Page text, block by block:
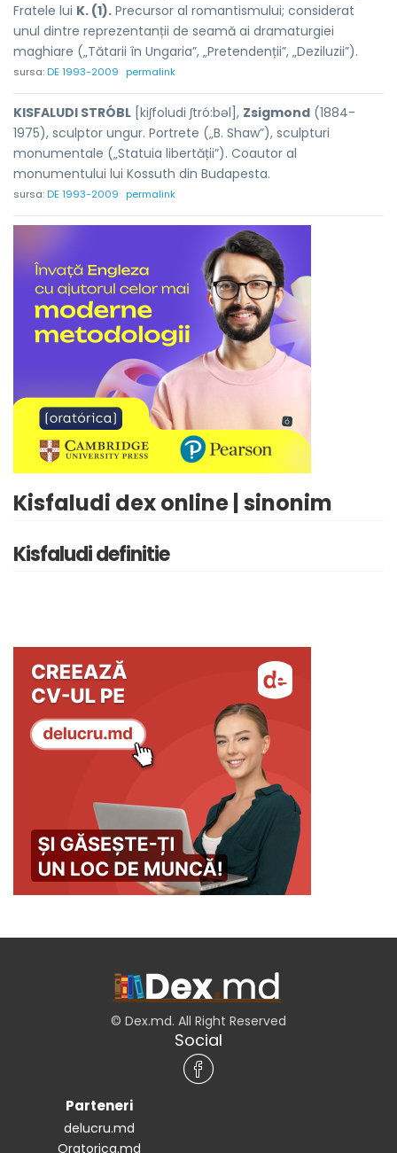
Fratele lui K. (1). Precursor al romantismului; considerat
unul dintre reprezentanții de seamă ai dramaturgiei
maghiare („Tătarii în Ungaria”, „Pretendenții”, „Deziluzii”).
sursa:DE 1993-2009 permalink
KISFALUDI STRÓBL [kiʃfoludi ʃtró:bəl], Zsigmond (1884-
1975), sculptor ungur. Portrete („B. Shaw”), sculpturi
monumentale („Statuia libertății”). Coautor al
monumentului lui Kossuth din Budapesta.
sursa:DE 1993-2009 permalink
Kisfaludi dex online | sinonim
Kisfaludi definitie
© Dex.md. All Right Reserved
Social
Parteneri
delucru.md
Oratorica.md